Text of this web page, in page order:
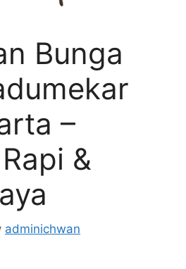
Bunga
–
&
adminichwan